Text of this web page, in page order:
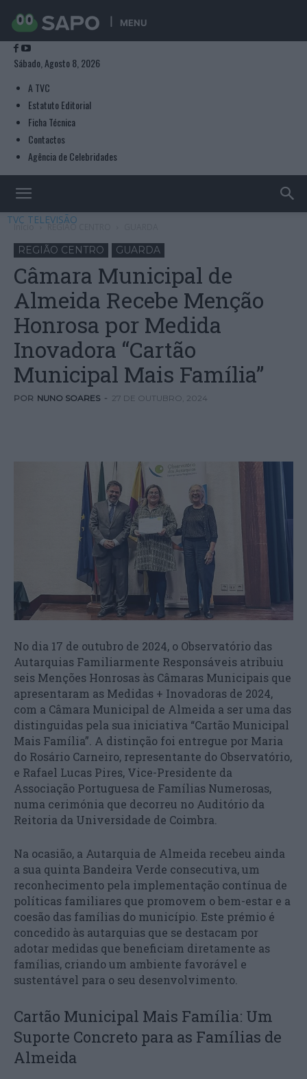
MENU
Sábado, Agosto 8, 2026
A TVC
Estatuto Editorial
Ficha Técnica
Contactos
Agência de Celebridades
TVC TELEVISÃO
Início REGIÃO CENTRO
REGIÃO CENTRO GUARDA
Câmara Municipal de
Almeida Recebe Menção
Honrosa por Medida
Inovadora “Cartão
Municipal Mais Família”
POR NUNO SOARES - 27 DE OUTUBRO, 2024
No dia 17 de outubro de 2024, o Observatório das
Autarquias Familiarmente Responsáveis atribuiu
seis Menções Honrosas às Câmaras Municipais que
apresentaram as Medidas + Inovadoras de 2024,
com a Câmara Municipal de Almeida a ser uma das
distinguidas pela sua iniciativa “Cartão Municipal
Mais Família”. A distinção foi entregue por Maria
do Rosário Carneiro, representante do Observatório,
e Rafael Lucas Pires, Vice-Presidente da
Associação Portuguesa de Famílias Numerosas,
numa cerimónia que decorreu no Auditório da
Reitoria da Universidade de Coimbra.
Na ocasião, a Autarquia de Almeida recebeu ainda
a sua quinta Bandeira Verde consecutiva, um
reconhecimento pela implementação contínua de
políticas familiares que promovem o bem-estar e a
coesão das famílias do município. Este prémio é
concedido às autarquias que se destacam por
adotar medidas que beneficiam diretamente as
famílias, criando um ambiente favorável e
sustentável para o seu desenvolvimento.
Cartão Municipal Mais Família: Um
Suporte Concreto para as Famílias de
Almeida